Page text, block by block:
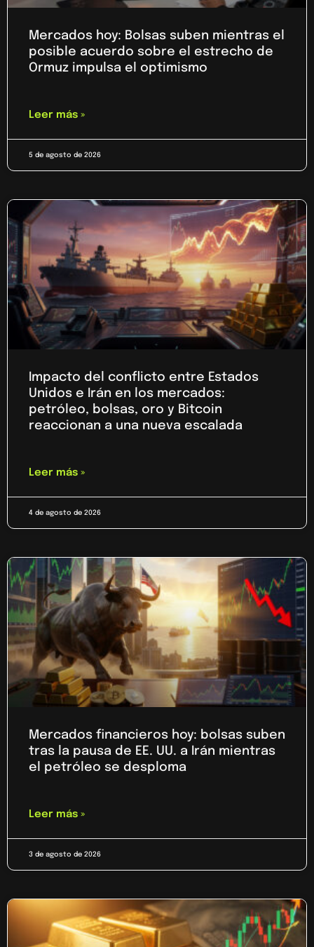
Mercados hoy: Bolsas suben mientras el
posible acuerdo sobre el estrecho de
Ormuz impulsa el optimismo
Leer más »
5 de agosto de 2026
Impacto del conflicto entre Estados
Unidos e Irán en los mercados:
petróleo, bolsas, oro y Bitcoin
reaccionan a una nueva escalada
Leer más »
4 de agosto de 2026
Mercados financieros hoy: bolsas suben
tras la pausa de EE. UU. a Irán mientras
el petróleo se desploma
Leer más »
3 de agosto de 2026